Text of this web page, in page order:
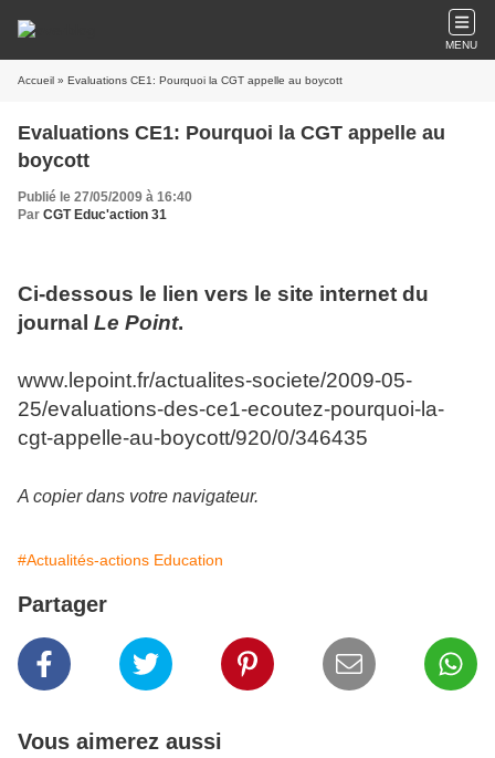
MENU
Accueil » Evaluations CE1: Pourquoi la CGT appelle au boycott
Evaluations CE1: Pourquoi la CGT appelle au
boycott
Publié le 27/05/2009 à 16:40
Par CGT Educ'action 31
Ci-dessous le lien vers le site internet du
journal Le Point.
www.lepoint.fr/actualites-societe/2009-05-
25/evaluations-des-ce1-ecoutez-pourquoi-la-
cgt-appelle-au-boycott/920/0/346435
A copier dans votre navigateur.
#Actualités-actions Education
Partager
Vous aimerez aussi